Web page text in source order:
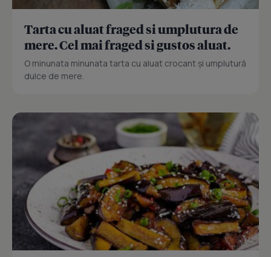
Tarta cu aluat fraged si umplutura de
mere. Cel mai fraged si gustos aluat.
O minunata minunata tarta cu aluat crocant și umplutură
dulce de mere.